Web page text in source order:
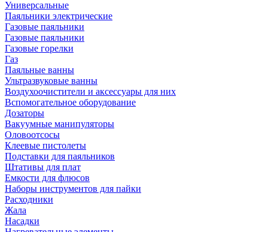
Универсальные
Паяльники электрические
Газовые паяльники
Газовые паяльники
Газовые горелки
Газ
Паяльные ванны
Ультразвуковые ванны
Воздухоочистители и аксессуары для них
Вспомогательное оборудование
Дозаторы
Вакуумные манипуляторы
Оловоотсосы
Клеевые пистолеты
Подставки для паяльников
Штативы для плат
Емкости для флюсов
Наборы инструментов для пайки
Расходники
Жала
Насадки